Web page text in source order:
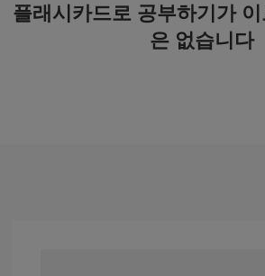
플래시카드로 공부하기가
은 없습니다